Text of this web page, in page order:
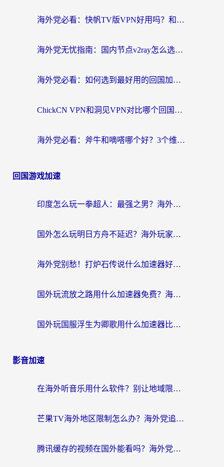
海外党必看：快帆TV版VPN好用吗？和快游VPN对比哪个回国效果更好？附实用避坑指南
海外党无忧指南：国内节点v2ray怎么选？一键回国VPN+多场景实测帮你避坑
海外党必看：如何选到最好用的回国加速器？从节点到售后的全维度指南
ChickCN VPN和洞见VPN对比哪个回国效果更好？海外党亲测3款加速器+避坑指南
海外党必看：斧牛和嘀嗒哪个好？3个维度教你选对回国加速器
回国游戏加速
印度怎么玩一拳超人：最强之男？海外党国服游戏加速避坑指南
国外怎么玩明日方舟不延迟？海外玩家国服游戏加速终极指南（附DNF梦幻诛仙解决方案）
海外党别愁！打炉石传说什么加速器好用？3个实用技巧解决国服游戏卡顿
国外玩流放之路用什么加速器免费？海外党亲测有效的国服游戏加速指南
国外玩国服浮生为卿歌用什么加速器比较好？海外党亲测不踩坑指南
影音加速
在海外听音乐用什么软件？别让地域限制断了你的华语歌单
芒果TV海外地区限制怎么办？海外党追剧看片的实用加速器选择指南
腾讯缓存的视频在国外能看吗？海外党追剧看片的终极解决方案